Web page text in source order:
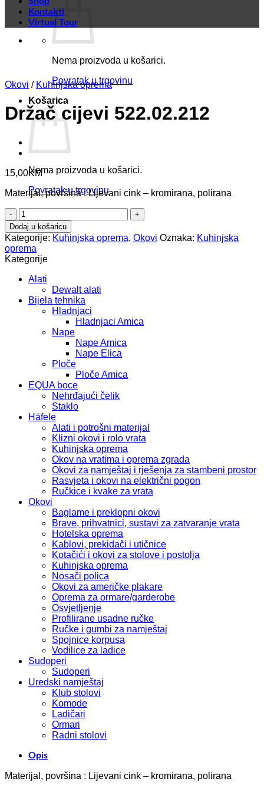
Nema proizvoda u košarici.
Povratak u trgovinu
Košarica
Nema proizvoda u košarici.
Povratak u trgovinu
Kontakti
Virtual Tour
Okovi / Kuhinjska oprema
Držač cijevi 522.02.212
15,00KM
Materijal, površina : Lijevani cink – kromirana, polirana
Držač
cijevi
522.02.212
količina
Dodaj u košaricu
Kategorije: Kuhinjska oprema, Okovi Oznaka: Kuhinjska
oprema
Kategorije
Alati
Dewalt alati
Bijela tehnika
Hladnjaci
Hladnjaci Amica
Nape
Nape Amica
Nape Elica
Ploče
Ploče Amica
EQUA boce
Nehrđajući čelik
Staklo
Häfele
Alati i potrošni materijal
Klizni okovi i rolo vrata
Kuhinjska oprema
Okov na vratima i oprema zgrada
Okovi za namještaj i rješenja za stambeni prostor
Rasvjeta i okovi na električni pogon
Ručkice i kvake za vrata
Okovi
Baglame i preklopni okovi
Brave, prihvatnici, sustavi za zatvaranje vrata
Hotelska oprema
Kablovi, prekidači i utičnice
Kotačići i okovi za stolove i postolja
Kuhinjska oprema
Nosači polica
Okovi za američke plakare
Oprema za ormare/garderobe
Osvjetljenje
Profilirane usadne ručke
Ručke i gumbi za namještaj
Spojnice korpusa
Vodilice za ladice
Sudoperi
Sudoperi
Uredski namještaj
Klub stolovi
Komode
Ladičari
Ormari
Radni stolovi
Opis
Materijal, površina : Lijevani cink – kromirana, polirana